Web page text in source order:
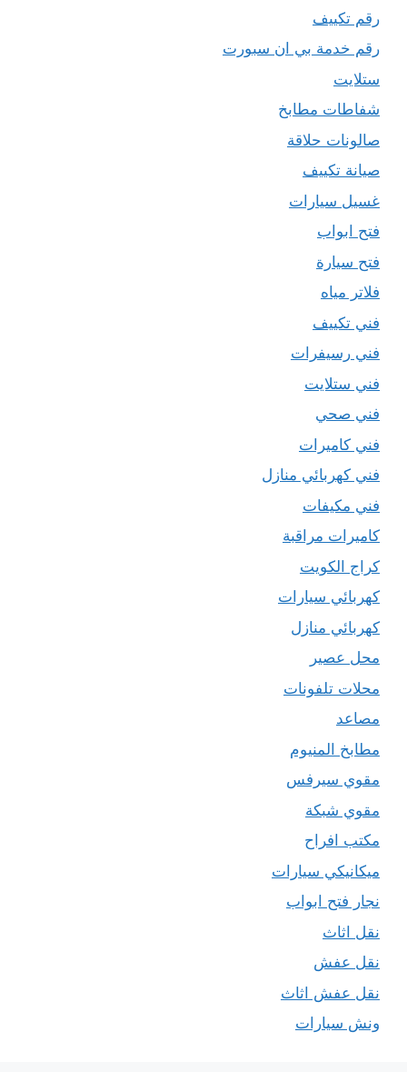
رقم تكييف
رقم خدمة بي ان سبورت
ستلايت
شفاطات مطابخ
صالونات حلاقة
صيانة تكييف
غسيل سيارات
فتح ابواب
فتح سيارة
فلاتر مياه
فني تكييف
فني رسيفرات
فني ستلايت
فني صحي
فني كاميرات
فني كهربائي منازل
فني مكيفات
كاميرات مراقبة
كراج الكويت
كهربائي سيارات
كهربائي منازل
محل عصير
محلات تلفونات
مصاعد
مطابخ المنيوم
مقوي سيرفس
مقوي شبكة
مكتب افراح
ميكانيكي سيارات
نجار فتح ابواب
نقل اثاث
نقل عفش
نقل عفش اثاث
ونش سيارات